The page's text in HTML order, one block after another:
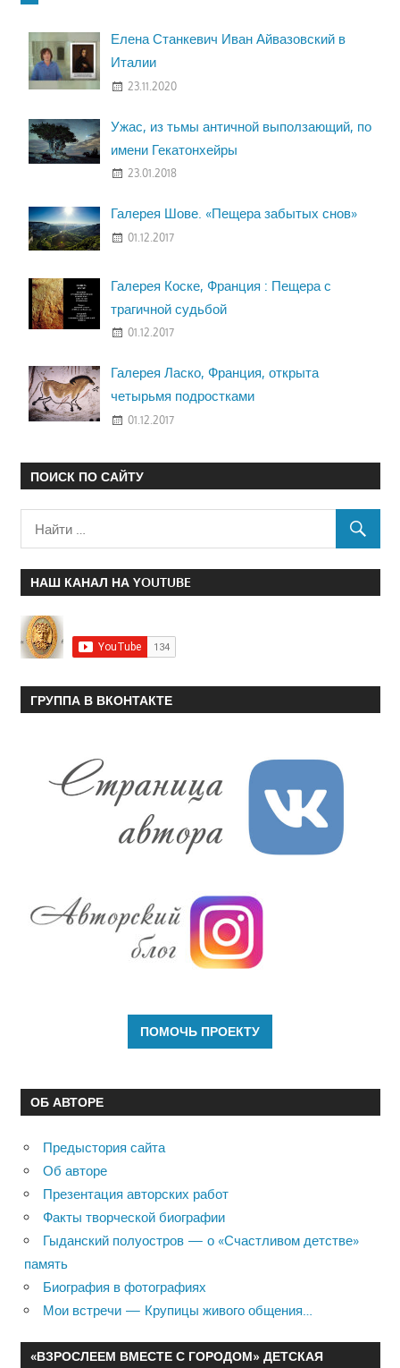
Елена Станкевич Иван Айвазовский в
Италии
23.11.2020
Ужас, из тьмы античной выползающий, по
имени Гекатонхейры
23.01.2018
Галерея Шове. «Пещера забытых снов»
01.12.2017
Галерея Коске, Франция : Пещера с
трагичной судьбой
01.12.2017
Галерея Ласко, Франция, открыта
четырьмя подростками
01.12.2017
ПОИСК ПО САЙТУ
НАШ КАНАЛ НА YOUTUBE
ГРУППА В ВКОНТАКТЕ
ОБ АВТОРЕ
Предыстория сайта
Об авторе
Презентация авторских работ
Факты творческой биографии
Гыданский полуостров — о «Счастливом детстве»
память
Биография в фотографиях
Мои встречи — Крупицы живого общения…
«ВЗРОСЛЕЕМ ВМЕСТЕ С ГОРОДОМ» ДЕТСКАЯ